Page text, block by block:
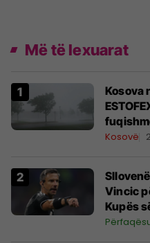
Më të lexuarat
Kosova
forta
Kosovë
Vincic
Kupës